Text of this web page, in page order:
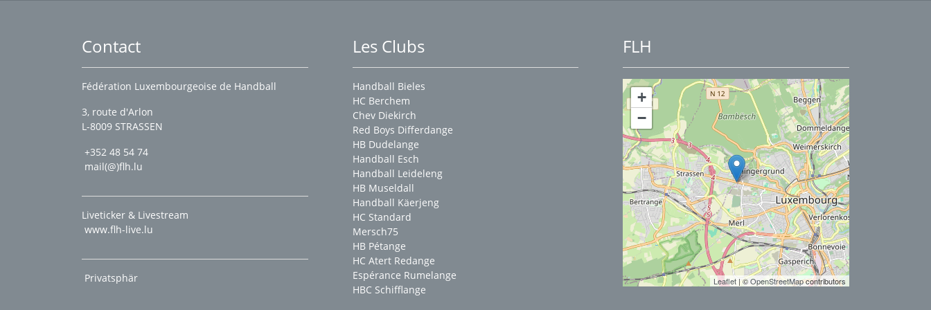
Contact
Fédération Luxembourgeoise de Handball
3, route d'Arlon
L-8009 STRASSEN
+352 48 54 74
mail(@)flh.lu
Liveticker & Livestream
www.flh-live.lu
Privatsphär
Les Clubs
Handball Bieles
HC Berchem
Chev Diekirch
Red Boys Differdange
HB Dudelange
Handball Esch
Handball Leideleng
HB Museldall
Handball Käerjeng
HC Standard
Mersch75
HB Pétange
HC Atert Redange
Espérance Rumelange
HBC Schifflange
FLH
+
−
Leaflet| ©OpenStreetMapcontributors